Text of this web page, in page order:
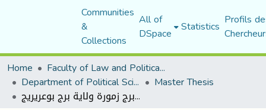
Communities
&
Collections
All of
DSpace Statistics Profils
Home
Faculty of Law and Political Science
Department of Political Sciences Master Thesis
الثقافة التنظيمية وإدارة الموارد البشرية دراسة حالة : المؤسسة الاستشفائية لبلدية برج زمورة ولاية برج بوعريريج